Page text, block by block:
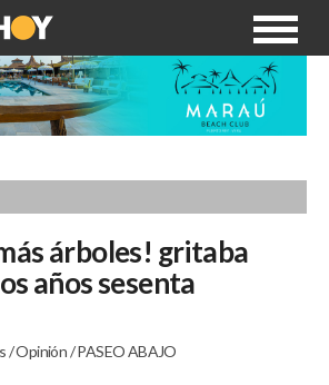
árboles! gritaba
años sesenta
/Opinión/PASEO ABAJO